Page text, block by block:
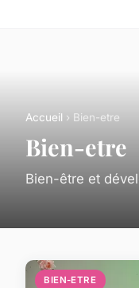
Accueil › Bien-etre
Bien-etre
Bien-être et
BIEN-ETRE